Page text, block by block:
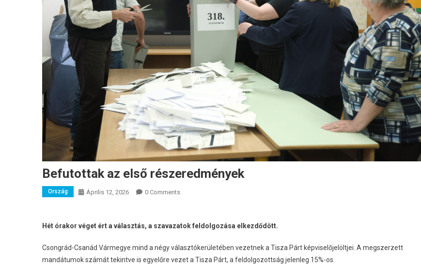
Befutottak az első részeredmények
Ország Április 12, 2026 0 Comments
Hét órakor véget ért a választás, a szavazatok feldolgozása elkezdődött.
Csongrád-Csanád Vármegye mind a négy választókerületében vezetnek a Tisza Párt képviselőjelöltjei. A megszerzett
mandátumok számát tekintve is egyelőre vezet a Tisza Párt, a feldolgozottság jelenleg 15%-os.